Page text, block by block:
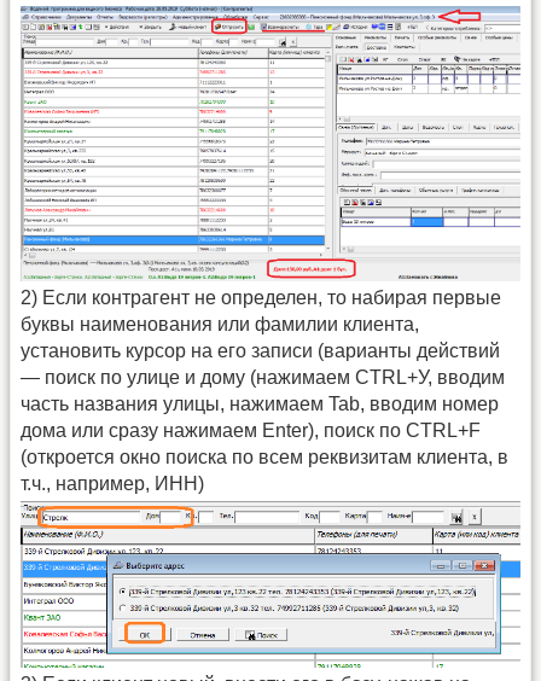
2) Если контрагент не определен, то набирая первые
буквы наименования или фамилии клиента,
установить курсор на его записи (варианты действий
— поиск по улице и дому (нажимаем CTRL+У, вводим
часть названия улицы, нажимаем Tab, вводим номер
дома или сразу нажимаем Enter), поиск по CTRL+F
(откроется окно поиска по всем реквизитам клиента, в
т.ч., например, ИНН)